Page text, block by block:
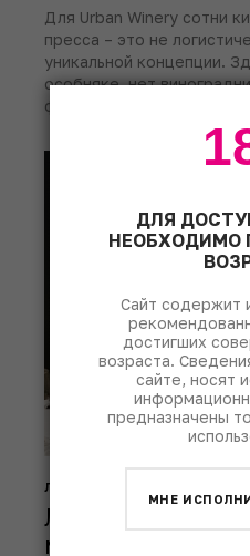
Для Urban Winery сотни
пресса – это не
уникальной концепции.
особняке, нет
формируется свой ос...
люди
Любопытный
мифов: Никита
ДЛЯ
НЕОБХОДИМО
Сайт содержит
достигших
возраста.
сайте, носят
предназначены
МНЕ